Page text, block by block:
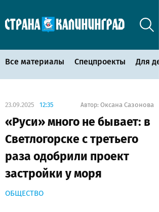
Все материалы Спецпроекты Для
23.09.2025 12:35 Автор: Оксана Сазонова
«Руси» много не бывает: в
Светлогорске с третьего
раза одобрили проект
застройки у моря
ОБЩЕСТВО